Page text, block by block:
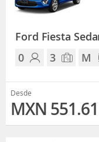
Ford Fiesta
0 3 M
Desde
MXN 551.61